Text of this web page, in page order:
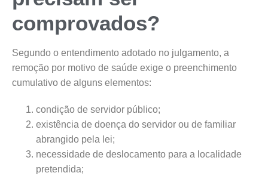
comprovados?
Segundo o entendimento adotado no julgamento, a
remoção por motivo de saúde exige o preenchimento
cumulativo de alguns elementos:
condição de servidor público;
existência de doença do servidor ou de familiar
abrangido pela lei;
necessidade de deslocamento para a localidade
pretendida;